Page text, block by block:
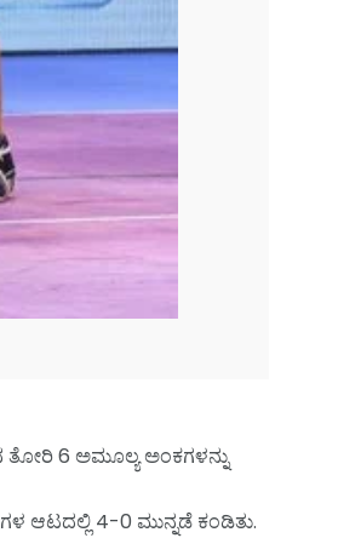
6 ಅಮೂಲ್ಯ ಅಂಕಗಳನ್ನು
ಆಟದಲ್ಲಿ 4-0 ಮುನ್ನಡೆ ಕಂಡಿತು.